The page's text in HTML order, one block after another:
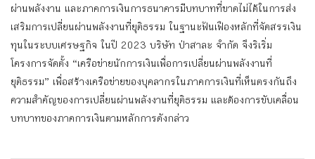
ผ่านพลังงาน และภาคการเงินการธนาคารมีบทบาทที่ขาดไม่ได้ในการส่ง
เสริมการเปลี่ยนผ่านพลังงานที่ยุติธรรม ในฐานะฟันเฟืองหลักที่จัดสรรเงิน
ทุนในระบบเศรษฐกิจ ในปี 2023 บริษัท ป่าสาละ จำกัด จึงริเริ่ม
โครงการจัดตั้ง “เครือข่ายนักการเงินเพื่อการเปลี่ยนผ่านพลังงานที่
ยุติธรรม” เพื่อสร้างเครือข่ายของบุคลากรในภาคการเงินที่เห็นตรงกันถึง
ความสำคัญของการเปลี่ยนผ่านพลังงานที่ยุติธรรม และต้องการขับเคลื่อน
บทบาทของภาคการเงินตามหลักการดังกล่าว